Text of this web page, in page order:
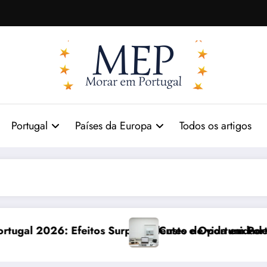
Portugal Países da Europa Todos os artigos
Oportunidades
vida em Portugal 2026: impactos reais e ajustes